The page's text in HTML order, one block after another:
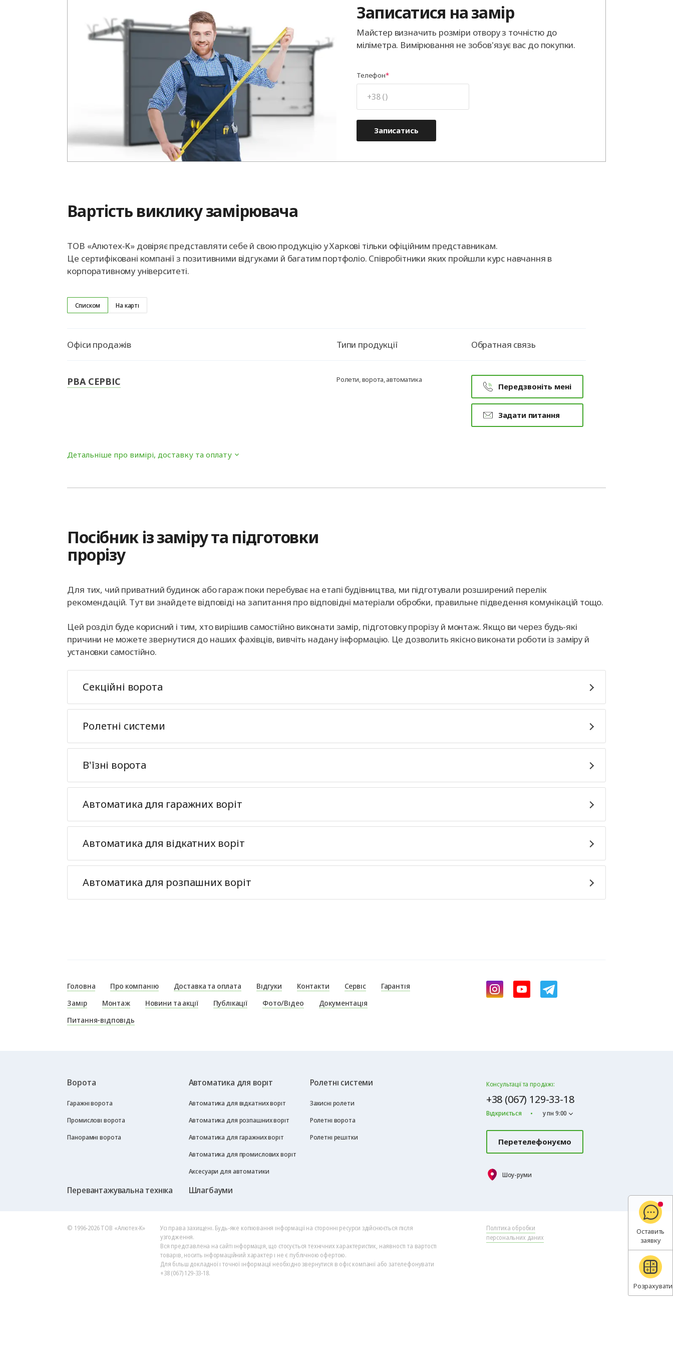
Записатися на замір
Майстер визначить розміри отвору з точністю до
міліметра. Вимірювання не зобов'язує вас до покупки.
Телефон
Записатись
Вартість виклику замірювача
ТОВ «Алютех‑К» довіряє представляти себе й свою продукцію у Харкові тільки офіційним представникам.
Це сертифіковані компанії з позитивними відгуками й багатим портфоліо. Співробітники яких пройшли курс навчання в
корпоративному університеті.
Списком На карті
Офіси продажів Типи продукції Обратная связь
РВА СЕРВІС Ролети, ворота, автоматика
Передзвоніть мені
Задати питання
Детальніше про вимірі, доставку та оплату
Посібник із заміру та підготовки
прорізу
Для тих, чий приватний будинок або гараж поки перебуває на етапі будівництва, ми підготували розширений перелік
рекомендацій. Тут ви знайдете відповіді на запитання про відповідні матеріали обробки, правильне підведення комунікацій тощо.
Цей розділ буде корисний і тим, хто вирішив самостійно виконати замір, підготовку прорізу й монтаж. Якщо ви через будь-які
причини не можете звернутися до наших фахівців, вивчіть надану інформацію. Це дозволить якісно виконати роботи із заміру й
установки самостійно.
Секційні ворота
Ролетні системи
В'їзні ворота
Автоматика для гаражних воріт
Автоматика для відкатних воріт
Автоматика для розпашних воріт
Головна Про компанію Доставка та оплата Відгуки Контакти Сервіс
Гарантія
Замір
Монтаж Новини та акції Публікації Фото/Відео
Документація
Питання-відповідь
Ворота
Гаражні ворота
Промислові ворота
Панорамні ворота
Автоматика для воріт
Автоматика для відкатних воріт
Автоматика для розпашних воріт
Автоматика для гаражних воріт
Автоматика для промислових воріт
Аксесуари для автоматики
Ролетні системи
Захисні ролети
Ролетні ворота
Ролетні решітки
Перевантажувальна техніка Шлагбауми
Консультації та продажі:
+38 (067) 129-33-18
Відкриється у пн 9:00
Перетелефонуємо
Шоу-руми
© 1996-2026 ТОВ «Алютех‑К»
Усі права захищені. Будь-яке копіювання інформації на сторонні ресурси здійснюється після
узгодження.
Вся представлена на сайті інформація, що стосується технічних характеристик, наявності та вартості
товарів, носить інформаційний характер і не є публічною офертою.
Для більш докладної і точної інформації необхідно звернутися в офіс компанії або зателефонувати
+38 (067) 129-33-18.
Політика обробки
персональних даних
Оставить
заявку
Розрахувати